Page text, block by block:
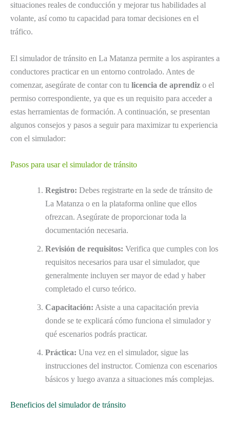
situaciones reales de conducción y mejorar tus habilidades al
volante, así como tu capacidad para tomar decisiones en el
tráfico.
El simulador de tránsito en La Matanza permite a los aspirantes a
conductores practicar en un entorno controlado. Antes de
comenzar, asegúrate de contar con tu licencia de aprendiz o el
permiso correspondiente, ya que es un requisito para acceder a
estas herramientas de formación. A continuación, se presentan
algunos consejos y pasos a seguir para maximizar tu experiencia
con el simulador:
Pasos para usar el simulador de tránsito
Registro: Debes registrarte en la sede de tránsito de
La Matanza o en la plataforma online que ellos
ofrezcan. Asegúrate de proporcionar toda la
documentación necesaria.
Revisión de requisitos: Verifica que cumples con los
requisitos necesarios para usar el simulador, que
generalmente incluyen ser mayor de edad y haber
completado el curso teórico.
Capacitación: Asiste a una capacitación previa
donde se te explicará cómo funciona el simulador y
qué escenarios podrás practicar.
Práctica: Una vez en el simulador, sigue las
instrucciones del instructor. Comienza con escenarios
básicos y luego avanza a situaciones más complejas.
Beneficios del simulador de tránsito